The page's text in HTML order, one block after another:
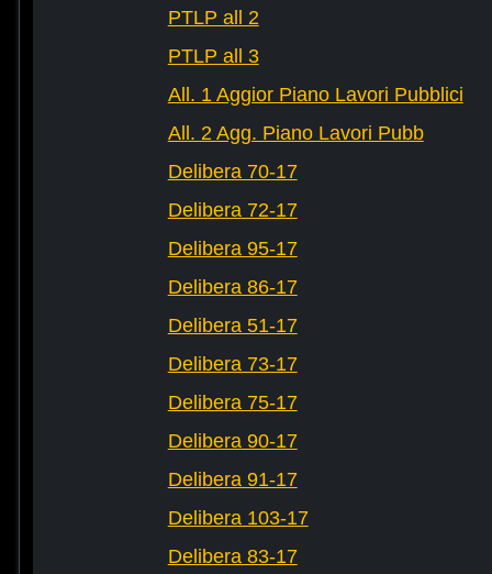
PTLP all 2
PTLP all 3
All. 1 Aggior Piano Lavori Pubblici
All. 2 Agg. Piano Lavori Pubb
Delibera 70-17
Delibera 72-17
Delibera 95-17
Delibera 86-17
Delibera 51-17
Delibera 73-17
Delibera 75-17
Delibera 90-17
Delibera 91-17
Delibera 103-17
Delibera 83-17